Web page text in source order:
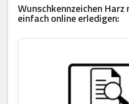
Wunschkennzeichen Harz
einfach online erledigen: